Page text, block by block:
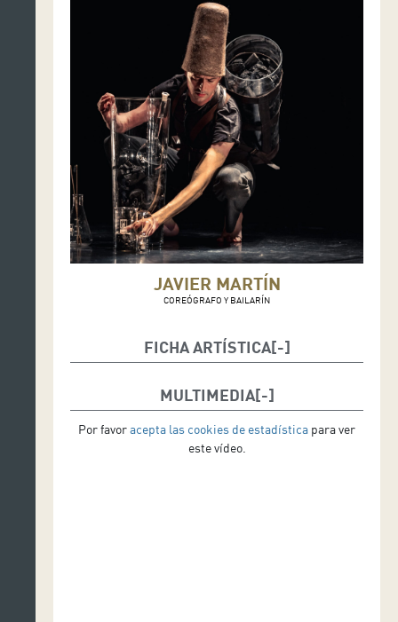
JAVIER MARTÍN
COREÓGRAFO Y BAILARÍN
FICHA ARTÍSTICA
Interpretación: Javier Martín
Iluminación: Octavio Mas
MULTIMEDIA
Por favoracepta las cookies de estadística para ver
este vídeo.